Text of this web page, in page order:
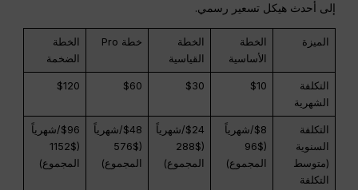
إلى أحدث هيكل تسعير رسمي.
الميزة
الخطة
الأساسية
الخطة
القياسية
خطة Pro
الخطة
الضخمة
التكلفة
الشهرية
$10
$30
$60
$120
التكلفة
السنوية
(متوسط
التكلفة
$8/شهرياً
($96
المجموع)
$24/شهرياً
($288
المجموع)
$48/شهرياً
($576
المجموع)
$96/شهرياً
($1152
المجموع)